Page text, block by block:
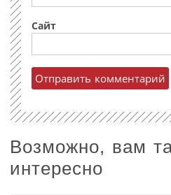
Сайт
Возможно, вам
интересно